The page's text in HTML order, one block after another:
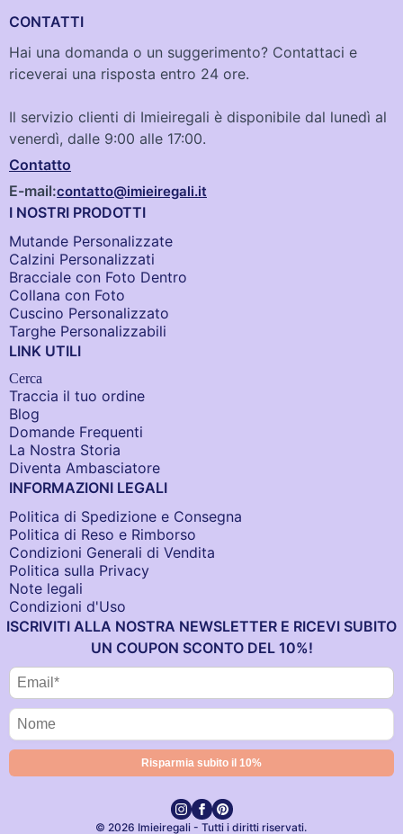
CONTATTI
Hai una domanda o un suggerimento? Contattaci e
riceverai una risposta entro 24 ore.
Il servizio clienti di Imieiregali è disponibile dal lunedì al
venerdì, dalle 9:00 alle 17:00.
Contatto
E-mail:contatto@imieiregali.it
I NOSTRI PRODOTTI
Mutande Personalizzate
Calzini Personalizzati
Bracciale con Foto Dentro​
Collana con Foto
Cuscino Personalizzato
Targhe Personalizzabili
LINK UTILI
Cerca
Traccia il tuo ordine
Blog
Domande Frequenti
La Nostra Storia
Diventa Ambasciatore
INFORMAZIONI LEGALI
Politica di Spedizione e Consegna
Politica di Reso e Rimborso
Condizioni Generali di Vendita
Politica sulla Privacy
Note legali
Condizioni d'Uso
ISCRIVITI ALLA NOSTRA NEWSLETTER E RICEVI SUBITO
UN COUPON SCONTO DEL 10%!
© 2026 Imieiregali - Tutti i diritti riservati.